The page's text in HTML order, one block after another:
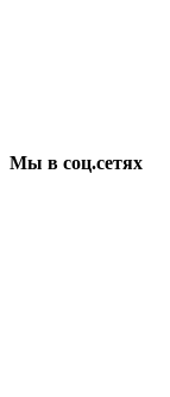
Мы в соц.сетях